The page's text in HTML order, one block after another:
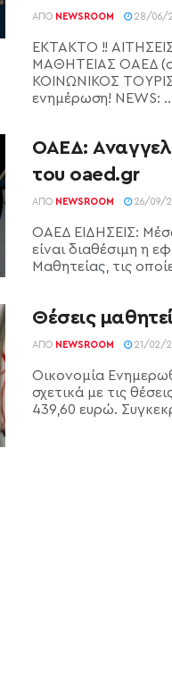
ΑΠΌ NEWSROOM 28/06/
ΕΚΤΑΚΤΟ !!
ΜΑΘΗΤΕΙΑΣ ΟΑΕΔ
ΚΟΙΝΩΝΙΚΟΣ
ενημέρωση! NEWS:
ΟΑΕΔ:
του oaed.gr
ΑΠΌ NEWSROOM 26/09/
ΟΑΕΔ ΕΙΔΗΣΕΙΣ:
είναι διαθέσιμη η
Μαθητείας, τις
Θέσεις
ΑΠΌ NEWSROOM 21/02/
Οικονομία
σχετικά με τις
439,60 ευρώ.